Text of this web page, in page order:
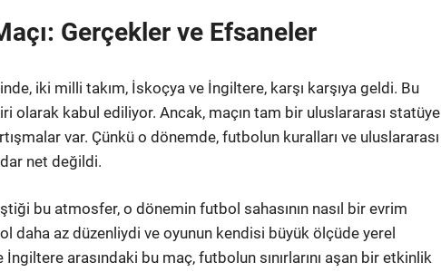
Gerçekler ve Efsaneler
iki milli takım, İskoçya ve İngiltere, karşı karşıya geldi. Bu
olarak kabul ediliyor. Ancak, maçın tam bir uluslararası statüye
var. Çünkü o dönemde, futbolun kuralları ve uluslararası
net değildi.
bu atmosfer, o dönemin futbol sahasının nasıl bir evrim
daha az düzenliydi ve oyunun kendisi büyük ölçüde yerel
arasındaki bu maç, futbolun sınırlarını aşan bir etkinlik